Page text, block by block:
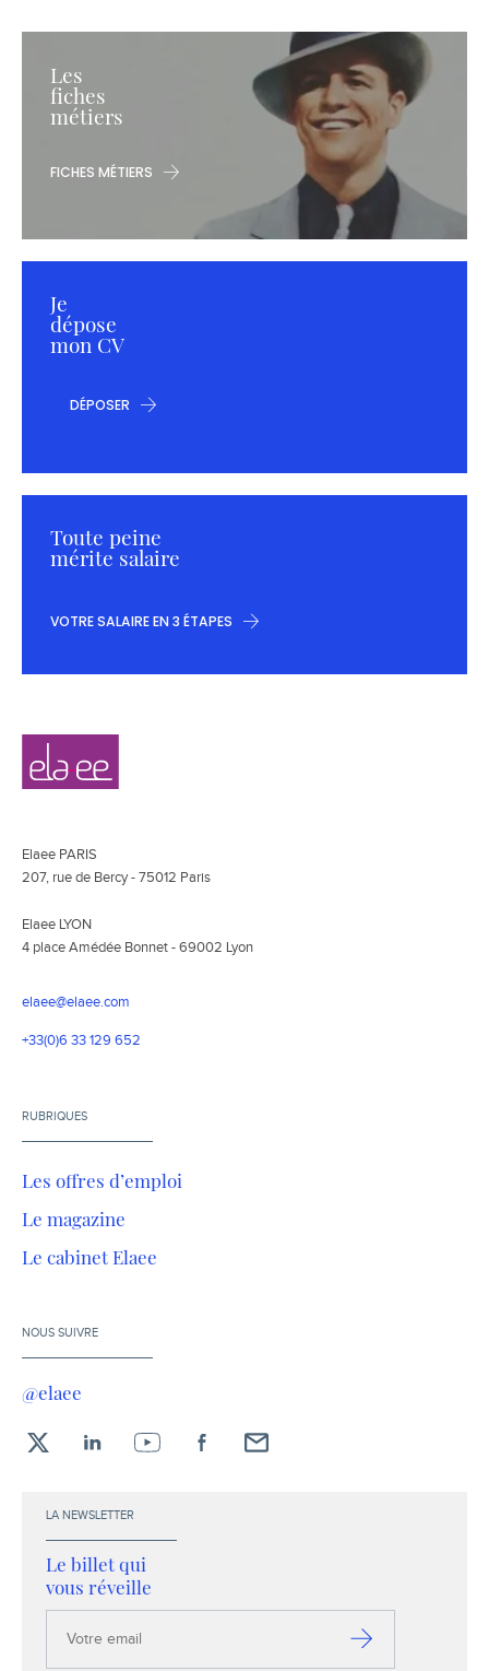
Les
fiches
métiers
FICHES MÉTIERS
Je
dépose
mon CV
DÉPOSER
Toute peine
mérite salaire
VOTRE SALAIRE EN 3 ÉTAPES
Navigation
secondaire
Elaee
Elaee PARIS
207, rue de Bercy - 75012 Paris
Elaee LYON
4 place Amédée Bonnet - 69002 Lyon
elaee@elaee.com
+33(0)6 33 129 652
RUBRIQUES
Les offres d’emploi
Le magazine
Le cabinet Elaee
NOUS SUIVRE
@elaee
LA NEWSLETTER
Le billet qui
vous réveille
Votre
email
S’inscrire